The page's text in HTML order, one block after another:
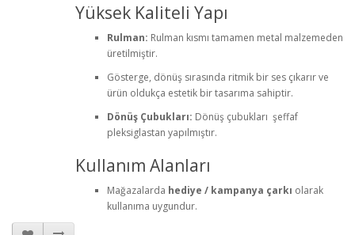
Yüksek Kaliteli Yapı
Rulman: Rulman kısmı tamamen metal malzemeden
üretilmiştir.
Gösterge, dönüş sırasında ritmik bir ses çıkarır ve
ürün oldukça estetik bir tasarıma sahiptir.
Dönüş Çubukları: Dönüş çubukları şeffaf
pleksiglastan yapılmıştır.
Kullanım Alanları
Mağazalarda hediye / kampanya çarkı olarak
kullanıma uygundur.